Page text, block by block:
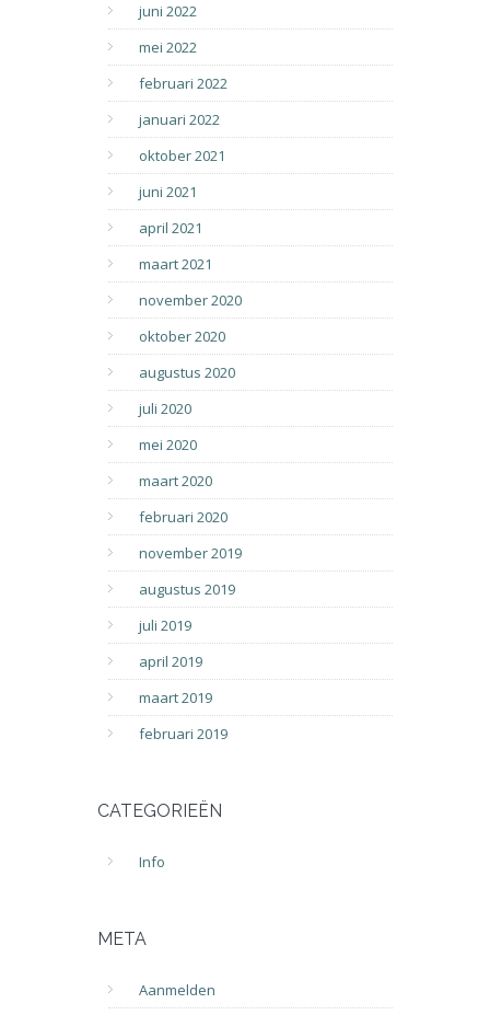
juni 2022
mei 2022
februari 2022
januari 2022
oktober 2021
juni 2021
april 2021
maart 2021
november 2020
oktober 2020
augustus 2020
juli 2020
mei 2020
maart 2020
februari 2020
november 2019
augustus 2019
juli 2019
april 2019
maart 2019
februari 2019
CATEGORIEËN
Info
META
Aanmelden